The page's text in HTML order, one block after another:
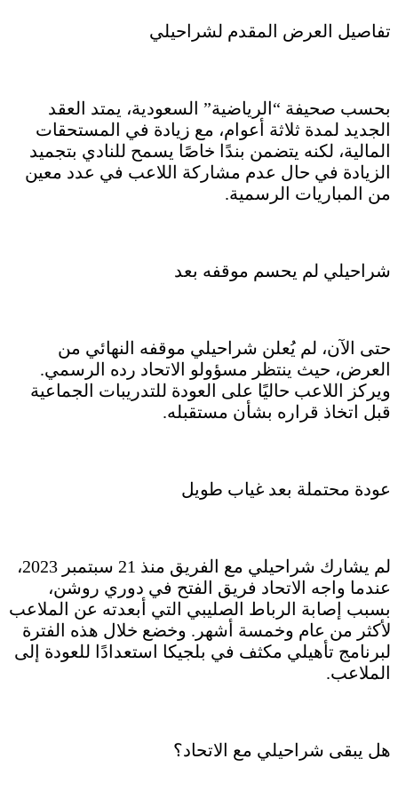
تفاصيل العرض المقدم لشراحيلي
بحسب صحيفة “الرياضية” السعودية، يمتد العقد
الجديد لمدة ثلاثة أعوام، مع زيادة في المستحقات
المالية، لكنه يتضمن بندًا خاصًا يسمح للنادي بتجميد
الزيادة في حال عدم مشاركة اللاعب في عدد معين
من المباريات الرسمية.
شراحيلي لم يحسم موقفه بعد
حتى الآن، لم يُعلن شراحيلي موقفه النهائي من
العرض، حيث ينتظر مسؤولو الاتحاد رده الرسمي.
ويركز اللاعب حاليًا على العودة للتدريبات الجماعية
قبل اتخاذ قراره بشأن مستقبله.
عودة محتملة بعد غياب طويل
لم يشارك شراحيلي مع الفريق منذ 21 سبتمبر 2023،
عندما واجه الاتحاد فريق الفتح في دوري روشن،
بسبب إصابة الرباط الصليبي التي أبعدته عن الملاعب
لأكثر من عام وخمسة أشهر. وخضع خلال هذه الفترة
لبرنامج تأهيلي مكثف في بلجيكا استعدادًا للعودة إلى
الملاعب.
هل يبقى شراحيلي مع الاتحاد؟